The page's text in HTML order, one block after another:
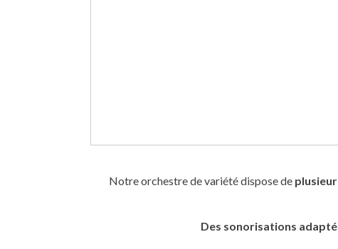
Notre orchestre de variété dispose de
Des sonorisations